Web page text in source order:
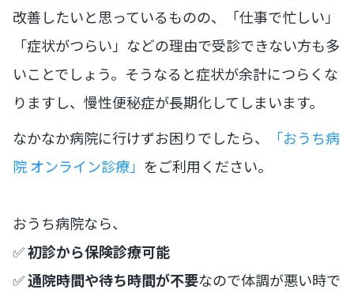
改善したいと思っているものの、「仕事で忙しい」
「症状がつらい」などの理由で受診できない方も多
いことでしょう。そうなると症状が余計につらくな
りますし、慢性便秘症が長期化してしまいます。
なかなか病院に行けずお困りでしたら、
「おうち病
院 オンライン診療」 をご利用ください。
おうち病院なら、
✅初診から保険診療可能
✅通院時間や待ち時間が不要なので体調が悪い時で